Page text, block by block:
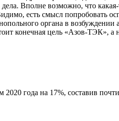
Вполне возможно, что
есть смысл попробовать
органа в возбуждении
конечная цель «Азов-ТЭК»,
года на 17%, составив